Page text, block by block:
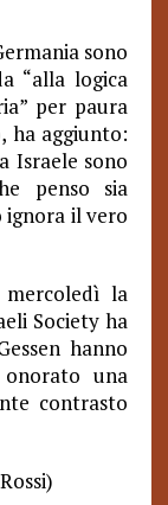
sono
“alla logica
per paura
ha aggiunto:
Israele sono
penso sia
ignora il vero
la
Society ha
hanno
una
contrasto